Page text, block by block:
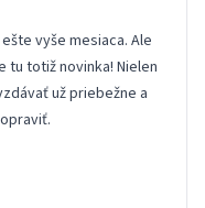
vyše mesiaca. Ale
tu totiž novinka! Nielen
už priebežne a